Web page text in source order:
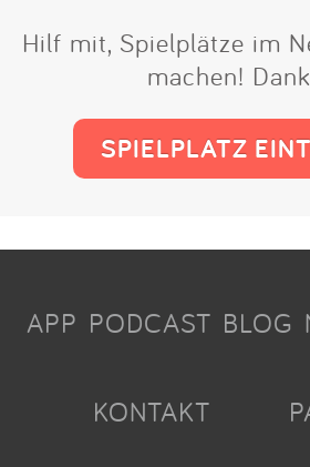
Hilf mit, Spielplätze im
machen!
SPIELPLATZ
APP PODCAST BLOG
KONTAKT